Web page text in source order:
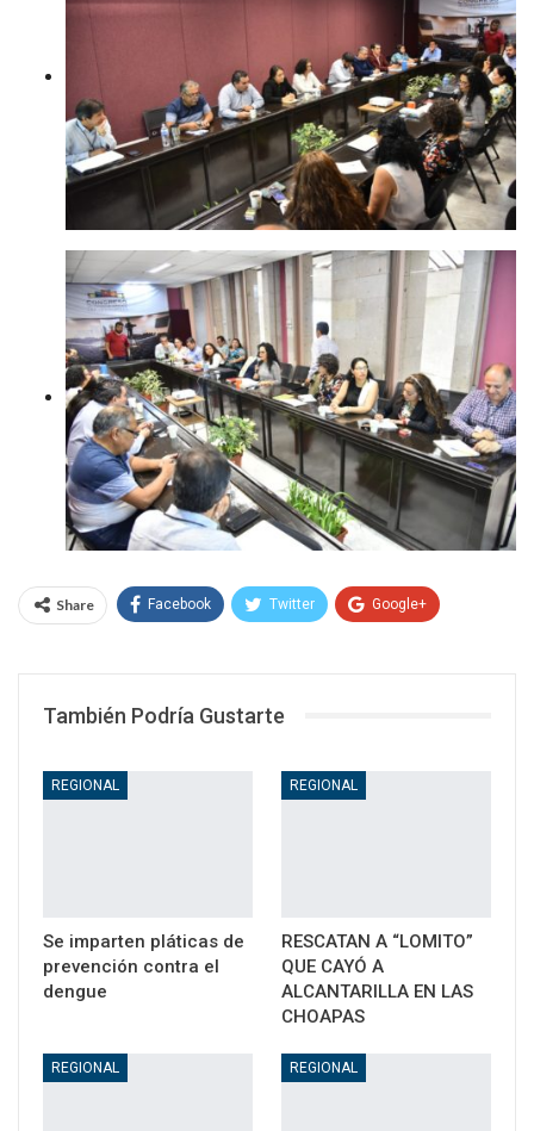
Share Facebook Twitter Google+
También Podría Gustarte
REGIONAL
Se imparten pláticas de
prevención contra el
dengue
REGIONAL
RESCATAN A “LOMITO”
QUE CAYÓ A
ALCANTARILLA EN LAS
CHOAPAS
REGIONAL REGIONAL